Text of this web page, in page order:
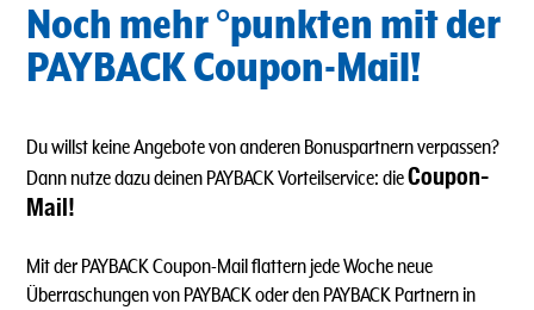
Noch mehr °punkten mit der
PAYBACK Coupon-Mail!
Du willst keine Angebote von anderen Bonuspartnern verpassen?
Dann nutze dazu deinen PAYBACK Vorteilservice: dieCoupon-
Mail!
Mit der PAYBACK Coupon-Mail flattern jede Woche neue
Überraschungen von PAYBACK oder den PAYBACK Partnern in